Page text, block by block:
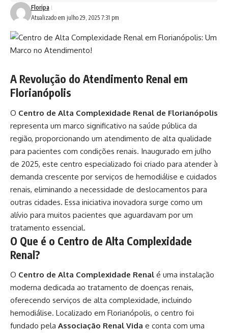
Atualizado em julho 29, 2025 7:31 pm
Floripa
A Revolução do Atendimento Renal em
Florianópolis
O Centro de Alta Complexidade Renal de Florianópolis
representa um marco significativo na saúde pública da
região, proporcionando um atendimento de alta qualidade
para pacientes com condições renais. Inaugurado em julho
de 2025, este centro especializado foi criado para atender à
demanda crescente por serviços de hemodiálise e cuidados
renais, eliminando a necessidade de deslocamentos para
outras cidades. Essa iniciativa inovadora surge como um
alívio para muitos pacientes que aguardavam por um
tratamento essencial.
O Que é o Centro de Alta Complexidade
Renal?
O Centro de Alta Complexidade Renal é uma instalação
moderna dedicada ao tratamento de doenças renais,
oferecendo serviços de alta complexidade, incluindo
hemodiálise. Localizado em Florianópolis, o centro foi
fundado pela Associação Renal Vida e conta com uma